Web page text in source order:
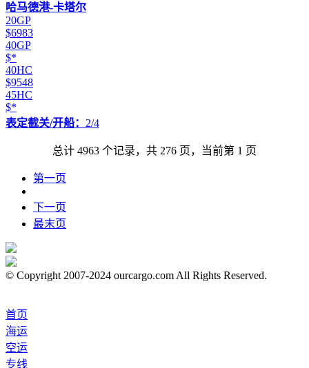
哈马德港-卡塔尔
20GP
$6983
40GP
$*
40HC
$9548
45HC
$*
表定截关/开船： 2/4
总计 4963 个记录，共 276 页，当前第 1 页
第一页
下一页
最末页
© Copyright 2007-2024 ourcargo.com All Rights Reserved.
首页
海运
空运
专线